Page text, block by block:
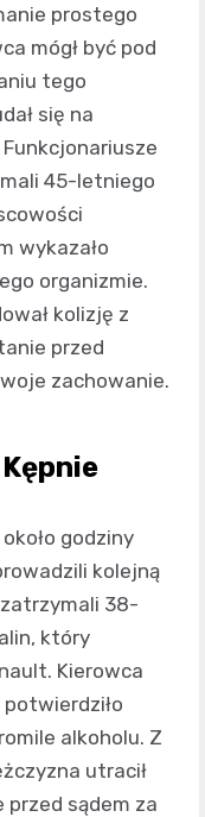
prostego
mógł być pod
tego
się na
45-letniego
wykazało
organizmie.
kolizję z
przed
zachowanie.
godziny
kolejną
38-
który
Kierowca
alkoholu. Z
utracił
sądem za